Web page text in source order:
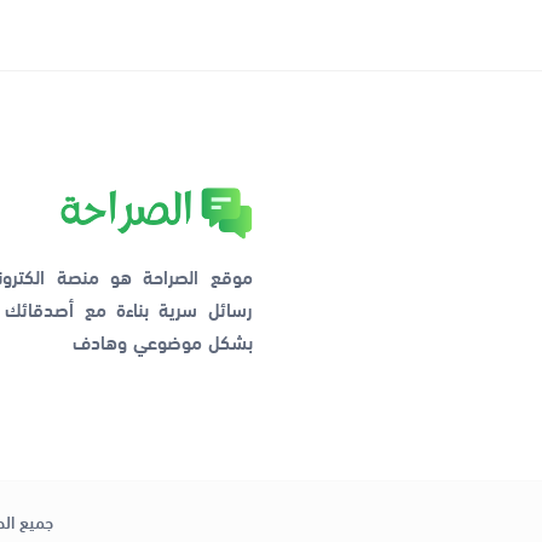
موقع الصراحة هو منصة
رسائل سرية بناءة مع
بشكل موضوعي وهادف
جميع